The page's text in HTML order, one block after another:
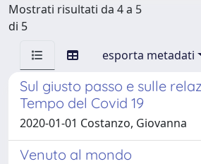
Mostrati risultati da 4 a 5
di 5
esporta metadati
Sul giusto passo e sulle
Tempo del Covid 19
2020-01-01 Costanzo, Giovanna
Venuto al mondo